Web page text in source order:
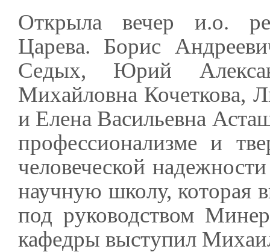
Открыла вечер и.о.
Царева. Борис
Седых, Юрий
Михайловна Кочеткова,
и Елена Васильевна
профессионализме и
человеческой
научную школу, которая
под руководством
кафедры выступил